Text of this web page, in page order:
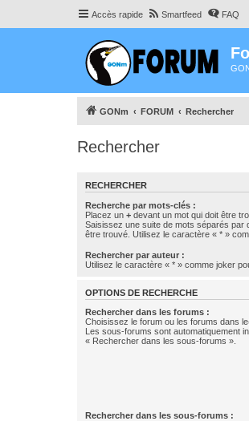
Accès rapide Smartfeed FAQ
GONm FORUM Rechercher
Rechercher
RECHERCHER
Recherche par mots-clés :
Placez un + devant un mot qui doit être
Saisissez une suite de mots séparés par
être trouvé. Utilisez le caractère « * »
Rechercher par auteur :
Utilisez le caractère « * » comme joker
OPTIONS DE RECHERCHE
Rechercher dans les forums :
Choisissez le forum ou les forums dans
Les sous-forums sont automatiquement
« Rechercher dans les sous-forums ».
Rechercher dans les sous-forums :